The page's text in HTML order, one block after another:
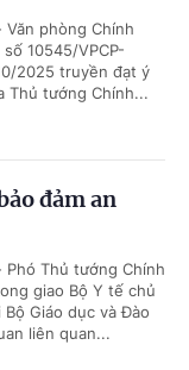
phòng Chính
10545/VPCP-
2025 truyền đạt ý
Thủ tướng Chính...
đảm an
Phó Thủ tướng Chính
giao Bộ Y tế chủ
Giáo dục và Đào
liên quan...